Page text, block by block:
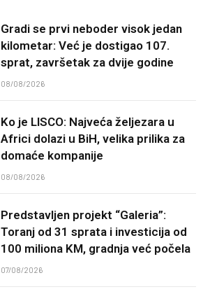
Gradi se prvi neboder visok jedan
kilometar: Već je dostigao 107.
sprat, završetak za dvije godine
08/08/2026
Ko je LISCO: Najveća željezara u
Africi dolazi u BiH, velika prilika za
domaće kompanije
08/08/2026
Predstavljen projekt “Galeria”:
Toranj od 31 sprata i investicija od
100 miliona KM, gradnja već počela
07/08/2026